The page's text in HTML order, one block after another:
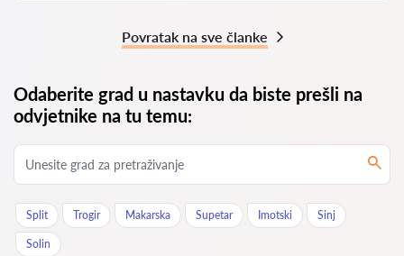
Povratak na sve članke
Odaberite grad u nastavku da biste prešli na
odvjetnike na tu temu:
Split Trogir Makarska Supetar Imotski Sinj
Solin